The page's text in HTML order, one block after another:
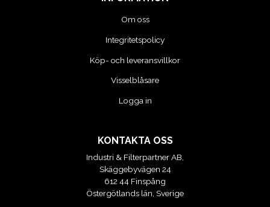
Om oss
Integritetspolicy
Köp- och leveransvillkor
Visselblåsare
Logga in
KONTAKTA OSS
Industri & Filterpartner AB,
Skäggebyvägen 24
612 44 Finspång
Östergötlands län, Sverige